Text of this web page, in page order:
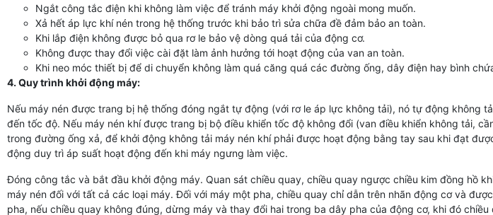
Ngắt công tắc điện khi không làm việc để tránh máy khởi động ngoài mong muốn.
Xả hết áp lực khí nén trong hệ thống trước khi bảo trì sửa chữa đề đảm bảo an toàn.
Khi lắp điện không được bỏ qua rơ le bảo vệ dòng quá tải của động cơ.
Không được thay đổi việc cài đặt làm ảnh hưởng tới hoạt động của van an toàn.
Khi neo móc thiết bị để di chuyển không làm quá căng quá các đường ống, dây điện hay bình
4. Quy trình khởi động máy:
Nếu máy nén được trang bị hệ thống đóng ngắt tự động (với rơ le áp lực không tải), nó tự động không
đến tốc độ. Nếu máy nén khí được trang bị bộ điều khiển tốc độ không đổi (van điều khiển không tải,
trong đường ống xả, để khởi động không tải máy nén khí phải được hoạt động bằng tay sau khi đạt
động duy trì áp suất hoạt động đến khi máy ngưng làm việc.
Đóng công tắc và bắt đầu khởi động máy. Quan sát chiều quay, chiều quay ngược chiều kim đồng hồ
máy nén đối với tất cả các loại máy. Đối với máy một pha, chiều quay chỉ dẫn trên nhãn động cơ và
pha, nếu chiều quay không đúng, dừng máy và thay đổi hai trong ba dây pha của động cơ, khi đó chiều